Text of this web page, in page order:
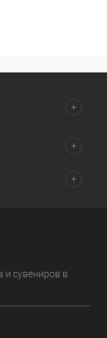
и сувениров в